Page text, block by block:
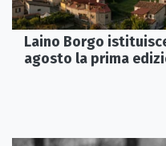
Laino Borgo
agosto la prima